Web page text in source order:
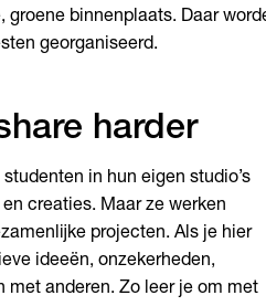
groene binnenplaats. Daar
georganiseerd.
harder
in hun eigen studio’s
creaties. Maar ze werken
projecten. Als je hier
ideeën, onzekerheden,
met anderen. Zo leer je om met